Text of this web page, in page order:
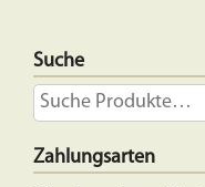
Suche
Zahlungsarten